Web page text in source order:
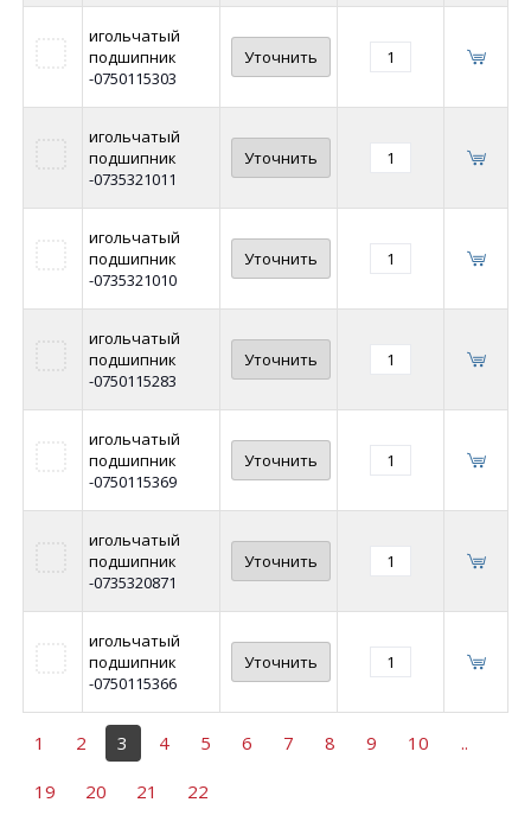
игольчатый
подшипник
-0750115303
Уточнить
игольчатый
подшипник
-0735321011
Уточнить
игольчатый
подшипник
-0735321010
Уточнить
игольчатый
подшипник
-0750115283
Уточнить
игольчатый
подшипник
-0750115369
Уточнить
игольчатый
подшипник
-0735320871
Уточнить
игольчатый
подшипник
-0750115366
Уточнить
1 2 3 4 5 6 7 8 9 10 ..
19 20 21 22